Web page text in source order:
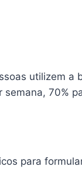
utilizem a
70%
para